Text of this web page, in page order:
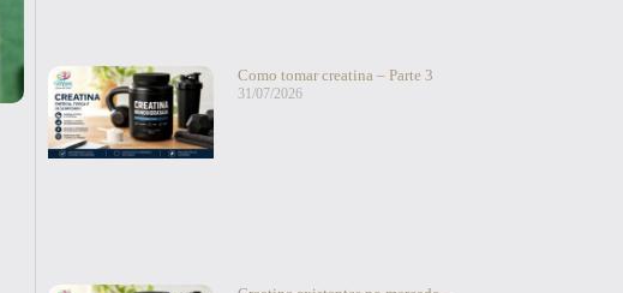
Como tomar creatina – Parte 3
31/07/2026